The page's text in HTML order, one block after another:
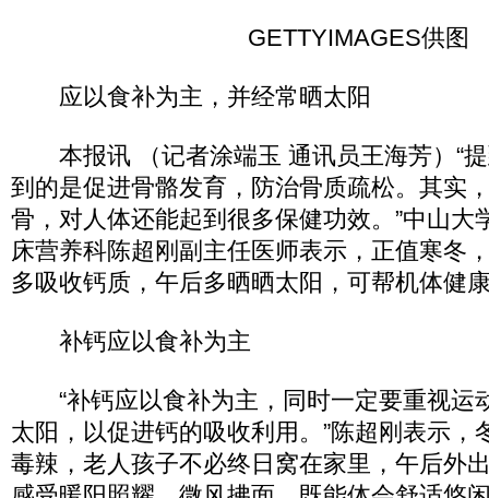
GETTYIMAGES供图
应以食补为主，并经常晒太阳
本报讯 （记者涂端玉 通讯员王海芳）“提
到的是促进骨骼发育，防治骨质疏松。其实
骨，对人体还能起到很多保健功效。”中山大
床营养科陈超刚副主任医师表示，正值寒冬
多吸收钙质，午后多晒晒太阳，可帮机体健
补钙应以食补为主
“补钙应以食补为主，同时一定要重视运
太阳，以促进钙的吸收利用。”陈超刚表示，
毒辣，老人孩子不必终日窝在家里，午后外